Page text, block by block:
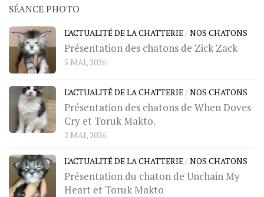
SÉANCE PHOTO
L'ACTUALITÉ DE LA CHATTERIE/NOS CHATONS
Présentation des chatons de Zick Zack
5 MAI, 2026
L'ACTUALITÉ DE LA CHATTERIE/NOS CHATONS
Présentation des chatons de When Doves
Cry et Toruk Makto.
2 MAI, 2026
L'ACTUALITÉ DE LA CHATTERIE/NOS CHATONS
Présentation du chaton de Unchain My
Heart et Toruk Makto